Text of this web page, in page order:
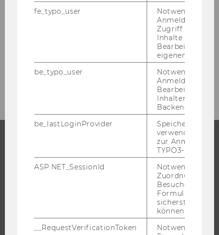
Stück
Mitteilungsblatt vom 29. August 2018, 49.
September 2018
EXECUTIVE EDUCATION
fe_typo_user
Notwendig für
Anmeldung und
Zugriff auf
Inhalte oder zur
Bearbeitung des
eigenen Profils.
be_typo_user
Notwendig für
Anmeldung und
Bearbeitung von
Inhalten im
Backend.
be_lastLoginProvider
Speichert die
verwendete
zur Anmeldung
TYPO3-Backend.
ASP.NET_SessionId
Notwendig, um
Zuordnung von
Besucher zu
sicherstellen zu
können.
__RequestVerificationToken
Notwendig, um